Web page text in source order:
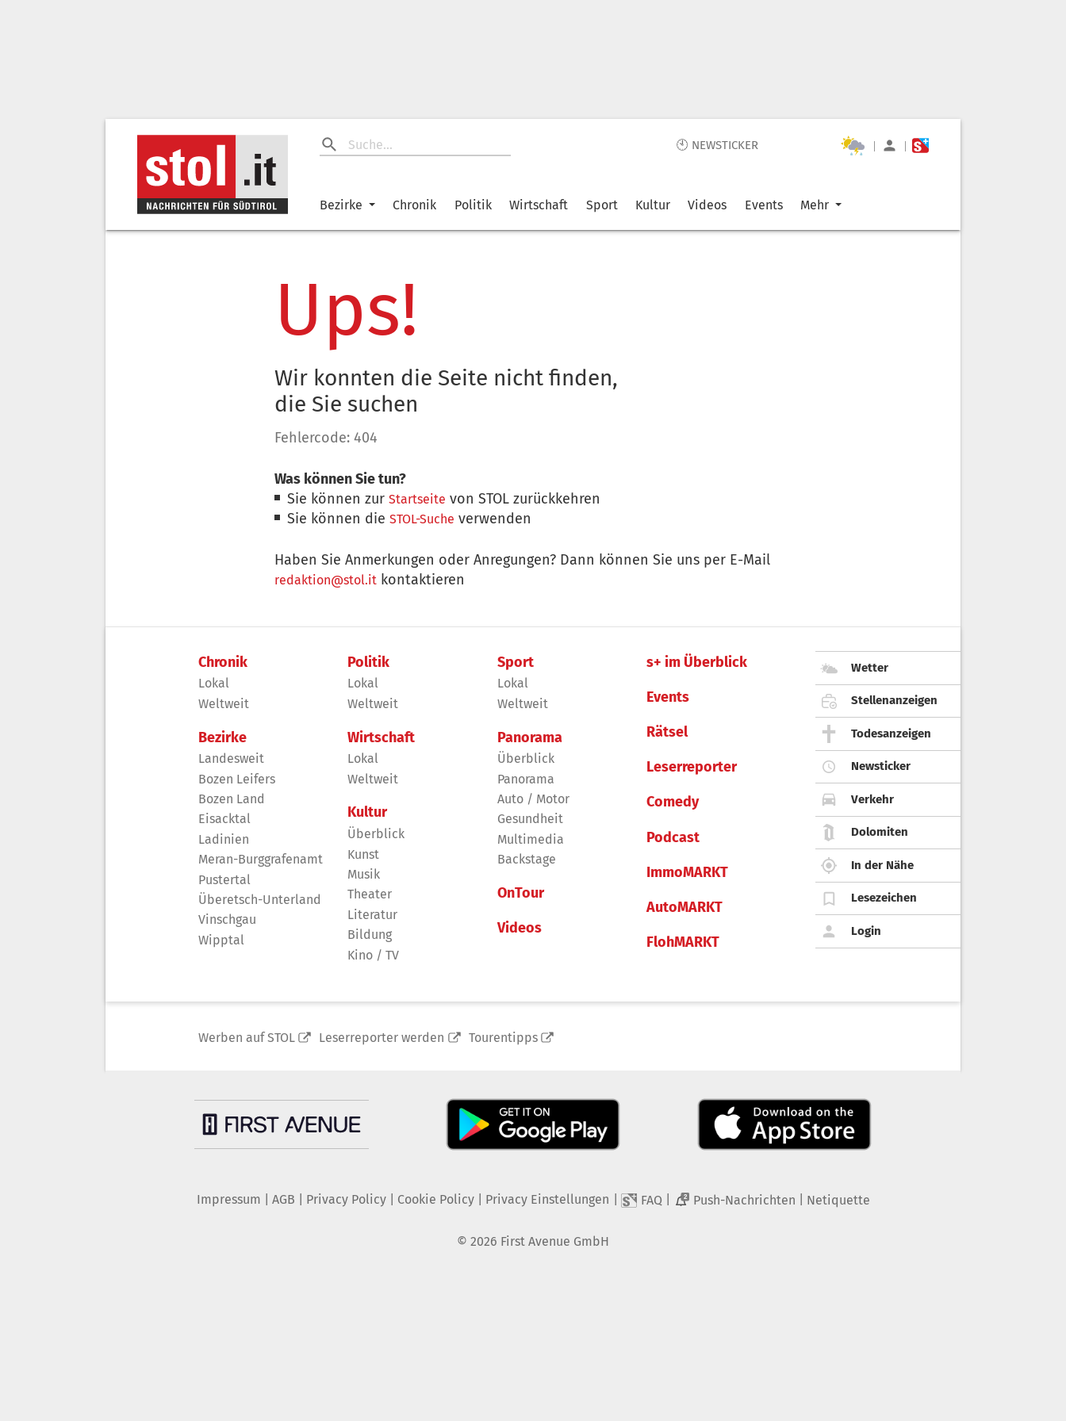
🕙 NEWSTICKER | |
Bezirke Chronik Politik Wirtschaft Sport Kultur Videos Events Mehr
Ups!
Wir konnten die Seite nicht finden,
die Sie suchen
Fehlercode: 404
Was können Sie tun?
Sie können zurStartseite von STOL zurückkehren
Sie können dieSTOL-Suche verwenden
Haben Sie Anmerkungen oder Anregungen? Dann können Sie uns per E-Mail
redaktion@stol.it kontaktieren
Chronik
Lokal
Weltweit
Bezirke
Landesweit
Bozen Leifers
Bozen Land
Eisacktal
Ladinien
Meran-Burggrafenamt
Pustertal
Überetsch-Unterland
Vinschgau
Wipptal
Politik
Lokal
Weltweit
Wirtschaft
Lokal
Weltweit
Kultur
Überblick
Kunst
Musik
Theater
Literatur
Bildung
Kino / TV
Sport
Lokal
Weltweit
Panorama
Überblick
Panorama
Auto / Motor
Gesundheit
Multimedia
Backstage
OnTour
Videos
s+ im Überblick
Events
Rätsel
Leserreporter
Comedy
Podcast
ImmoMARKT
AutoMARKT
FlohMARKT
Wetter
Stellenanzeigen
Todesanzeigen
Newsticker
Verkehr
Dolomiten
In der Nähe
Lesezeichen
Login
Werben auf STOL Leserreporter werden Tourentipps
Impressum AGB Privacy Policy| Cookie Policy| Privacy Einstellungen FAQ 2 Push-Nachrichten Netiquette
© 2026 First Avenue GmbH